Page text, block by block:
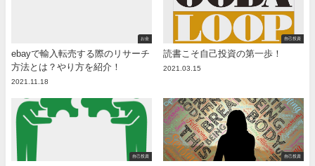
お金
ebayで輸入転売する際のリサーチ
方法とは？やり方を紹介！
2021.11.18
自己投資
読書こそ自己投資の第一歩！
2021.03.15
自己投資 自己投資